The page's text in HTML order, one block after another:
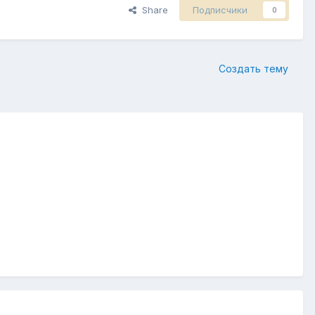
Share Подписчики 0
Создать тему